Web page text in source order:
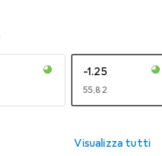
-1.25
EUR
55,82
Visualizza tutti